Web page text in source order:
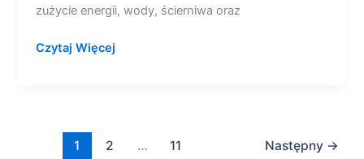
zużycie energii, wody, ścierniwa oraz
Czytaj Więcej
1 2 … 11 Następny →